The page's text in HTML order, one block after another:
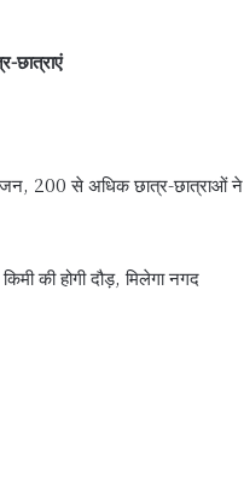
200 से अधिक छात्र-छात्राओं ने
की होगी दौड़, मिलेगा नगद